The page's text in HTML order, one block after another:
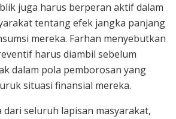
juga harus berperan aktif dalam
tentang efek jangka panjang
mereka. Farhan menyebutkan
harus diambil sebelum
dalam pola pemborosan yang
situasi finansial mereka.
dari seluruh lapisan masyarakat,